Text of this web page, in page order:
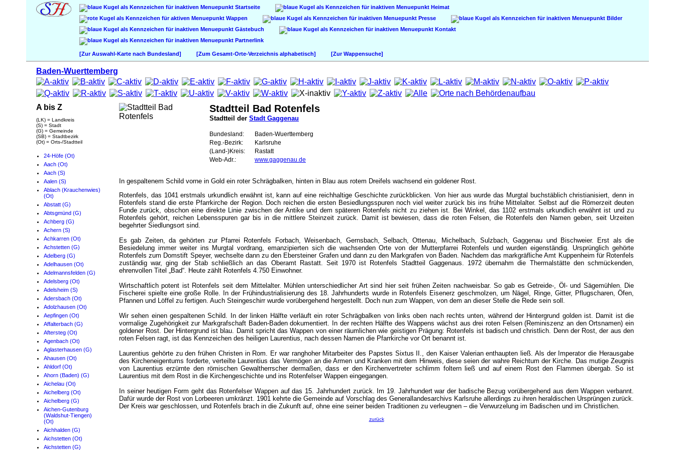
Startseite
Heimat
Wappen
Presse
Bilder
Gästebuch
Kontakt
Partnerlink
[Zur Auswahl-Karte nach Bundesland] [Zum Gesamt-Orte-Verzeichnis alphabetisch] [Zur Wappensuche]
Baden-Wuerttemberg
A bis Z
(LK) = Landkreis
(S) = Stadt
(G) = Gemeinde
(SB) = Stadtbezirk
(Ot) = Orts-/Stadtteil
24-Höfe (Ot)
Aach (Ot)
Aach (S)
Aalen (S)
Ablach (Krauchenwies)
(Ot)
Abstatt (G)
Abtsgmünd (G)
Achberg (G)
Achern (S)
Achkarren (Ot)
Achstetten (G)
Adelberg (G)
Adelhausen (Ot)
Adelmannsfelden (G)
Adelsberg (Ot)
Adelsheim (S)
Adersbach (Ot)
Adolzhausen (Ot)
Aepfingen (Ot)
Affalterbach (G)
Aftersteg (Ot)
Agenbach (Ot)
Aglasterhausen (G)
Ahausen (Ot)
Ahldorf (Ot)
Ahorn (Baden) (G)
Aichelau (Ot)
Aichelberg (Ot)
Aichelberg (G)
Aichen-Gutenburg
(Waldshut-Tiengen)
(Ot)
Aichhalden (G)
Aichstetten (Ot)
Aichstetten (G)
Stadtteil Bad Rotenfels
Stadtteil der Stadt Gaggenau
Bundesland:
Baden-Wuerttemberg
Reg.-Bezirk:
Karlsruhe
(Land-)Kreis:
Rastatt
Web-Adr.:
www.gaggenau.de
In gespaltenem Schild vorne in Gold ein roter Schrägbalken, hinten in Blau aus rotem Dreifels wachsend ein goldener Rost.
Rotenfels, das 1041 erstmals urkundlich erwähnt ist, kann auf eine reichhaltige Geschichte zurückblicken. Von hier aus wurde das Murgtal buchstäblich christianisiert, denn in
Rotenfels stand die erste Pfarrkirche der Region. Doch reichen die ersten Besiedlungsspuren noch viel weiter zurück bis ins frühe Mittelalter. Selbst auf die Römerzeit deuten
Funde zurück, obschon eine direkte Linie zwischen der Antike und dem späteren Rotenfels nicht zu ziehen ist. Bei Winkel, das 1102 erstmals urkundlich erwähnt ist und zu
Rotenfels gehört, reichen Lebensspuren gar bis in die mittlere Steinzeit zurück. Damit ist bewiesen, dass die roten Felsen, die Rotenfels den Namen geben, seit Urzeiten
begehrter Siedlungsort sind.
Es gab Zeiten, da gehörten zur Pfarrei Rotenfels Forbach, Weisenbach, Gernsbach, Selbach, Ottenau, Michelbach, Sulzbach, Gaggenau und Bischweier. Erst als die
Besiedelung immer weiter ins Murgtal vordrang, emanzipierten sich die wachsenden Orte von der Mutterpfarrei Rotenfels und wurden eigenständig. Ursprünglich gehörte
Rotenfels zum Domstift Speyer, wechselte dann zu den Ebersteiner Grafen und dann zu den Markgrafen von Baden. Nachdem das markgräfliche Amt Kuppenheim für Rotenfels
zuständig war, ging der Stab schließlich an das Oberamt Rastatt. Seit 1970 ist Rotenfels Stadtteil Gaggenaus. 1972 übernahm die Thermalstätte den schmückenden,
ehrenvollen Titel „Bad“. Heute zählt Rotenfels 4.750 Einwohner.
Wirtschaftlich potent ist Rotenfels seit dem Mittelalter. Mühlen unterschiedlicher Art sind hier seit frühen Zeiten nachweisbar. So gab es Getreide-, Öl- und Sägemühlen. Die
Fischerei spielte eine große Rolle. In der Frühindustrialisierung des 18. Jahrhunderts wurde in Rotenfels Eisenerz geschmolzen, um Nägel, Ringe, Gitter, Pflugscharen, Öfen,
Pfannen und Löffel zu fertigen. Auch Steingeschirr wurde vorübergehend hergestellt. Doch nun zum Wappen, von dem an dieser Stelle die Rede sein soll.
Wir sehen einen gespaltenen Schild. In der linken Hälfte verläuft ein roter Schrägbalken von links oben nach rechts unten, während der Hintergrund golden ist. Damit ist die
vormalige Zugehörigkeit zur Markgrafschaft Baden-Baden dokumentiert. In der rechten Hälfte des Wappens wächst aus drei roten Felsen (Reminiszenz an den Ortsnamen) ein
goldener Rost. Der Hintergrund ist blau. Damit spricht das Wappen von einer räumlichen wie geistigen Prägung: Rotenfels ist badisch und christlich. Denn der Rost, der aus den
roten Felsen ragt, ist das Kennzeichen des heiligen Laurentius, nach dessen Namen die Pfarrkirche vor Ort benannt ist.
Laurentius gehörte zu den frühen Christen in Rom. Er war ranghoher Mitarbeiter des Papstes Sixtus II., den Kaiser Valerian enthaupten ließ. Als der Imperator die Herausgabe
des Kircheneigentums forderte, verteilte Laurentius das Vermögen an die Armen und Kranken mit dem Hinweis, diese seien der wahre Reichtum der Kirche. Das mutige Zeugnis
von Laurentius erzürnte den römischen Gewaltherrscher dermaßen, dass er den Kirchenvertreter schlimm foltern ließ und auf einem Rost den Flammen übergab. So ist
Laurentius mit dem Rost in die Kirchengeschichte und ins Rotenfelser Wappen eingegangen.
In seiner heutigen Form geht das Rotenfelser Wappen auf das 15. Jahrhundert zurück. Im 19. Jahrhundert war der badische Bezug vorübergehend aus dem Wappen verbannt.
Dafür wurde der Rost von Lorbeeren umkränzt. 1901 kehrte die Gemeinde auf Vorschlag des Generallandesarchivs Karlsruhe allerdings zu ihren heraldischen Ursprüngen zurück.
Der Kreis war geschlossen, und Rotenfels brach in die Zukunft auf, ohne eine seiner beiden Traditionen zu verleugnen – die Verwurzelung im Badischen und im Christlichen.
zurück